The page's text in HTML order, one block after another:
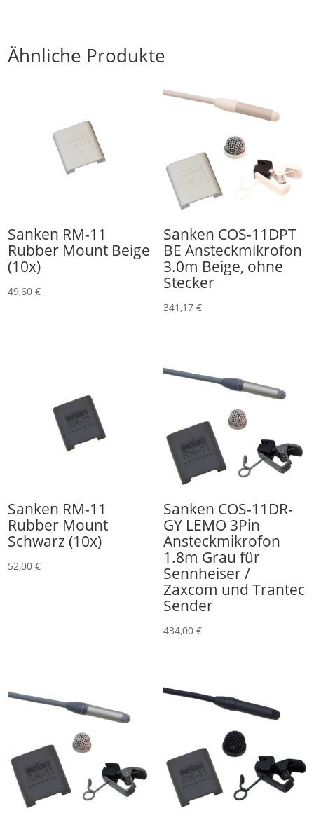
Ähnliche Produkte
Sanken RM-11
Rubber Mount Beige
(10x)
49,60€
Sanken COS-11DPT
BE Ansteckmikrofon
3.0m Beige, ohne
Stecker
341,17 €
Sanken RM-11
Rubber Mount
Schwarz (10x)
52,00€
Sanken COS-11DR-
GY LEMO 3Pin
Ansteckmikrofon
1.8m Grau für
Sennheiser /
Zaxcom und Trantec
Sender
434,00 €